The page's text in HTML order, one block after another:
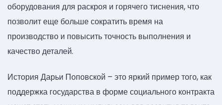
оборудования для раскроя и горячего тиснения, что
позволит еще больше сократить время на
производство и повысить точность выполнения и
качество деталей.
История Дарьи Поповской – это яркий пример того, как
поддержка государства в форме социального контракта